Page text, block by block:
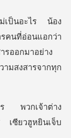
คนที่อ่อนแอกว่า
กเจ้าต่าง